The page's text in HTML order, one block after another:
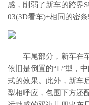
感，削弱了新车的跨界
03(3D看车)+相同的密
车尾部分，新车在
依旧是倒置的“L”型，
式的效果。此外，新车
型相呼应，包围下方还